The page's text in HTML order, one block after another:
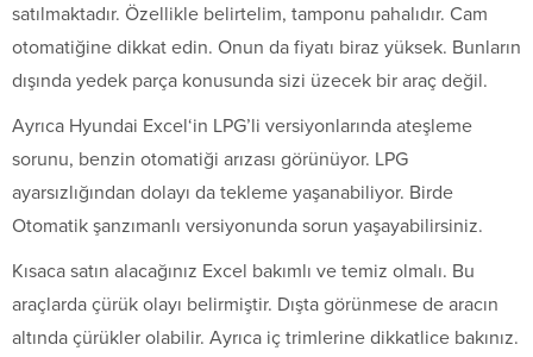
satılmaktadır. Özellikle belirtelim, tamponu pahalıdır. Cam
otomatiğine dikkat edin. Onun da fiyatı biraz yüksek. Bunların
dışında yedek parça konusunda sizi üzecek bir araç değil.
Ayrıca Hyundai Excel‘in LPG’li versiyonlarında ateşleme
sorunu, benzin otomatiği arızası görünüyor. LPG
ayarsızlığından dolayı da tekleme yaşanabiliyor. Birde
Otomatik şanzımanlı versiyonunda sorun yaşayabilirsiniz.
Kısaca satın alacağınız Excel bakımlı ve temiz olmalı. Bu
araçlarda çürük olayı belirmiştir. Dışta görünmese de aracın
altında çürükler olabilir. Ayrıca iç trimlerine dikkatlice bakınız.